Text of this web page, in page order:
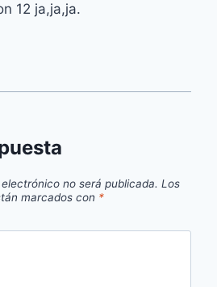
12 ja,ja,ja.
no será publicada. Los
marcados con *